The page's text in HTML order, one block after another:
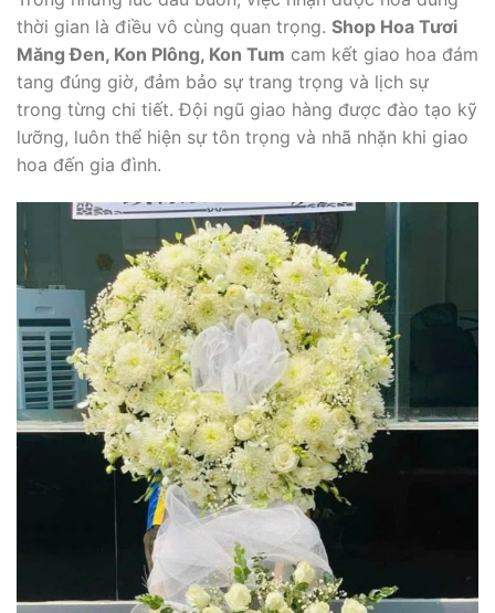
thời gian là điều vô cùng quan trọng. Shop Hoa Tươi
Măng Đen, Kon Plông, Kon Tum cam kết giao hoa đám
tang đúng giờ, đảm bảo sự trang trọng và lịch sự
trong từng chi tiết. Đội ngũ giao hàng được đào tạo kỹ
lưỡng, luôn thể hiện sự tôn trọng và nhã nhặn khi giao
hoa đến gia đình.